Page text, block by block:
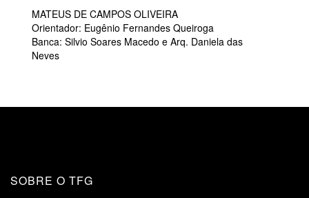
MATEUS DE CAMPOS OLIVEIRA
Orientador: Eugênio Fernandes Queiroga
Banca: Silvio Soares Macedo e Arq. Daniela das
Neves
SOBRE O TFG